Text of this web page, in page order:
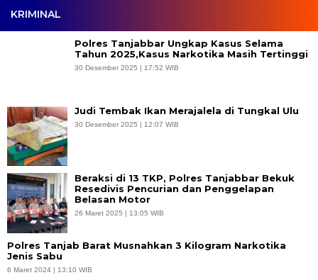
KRIMINAL
Polres Tanjabbar Ungkap Kasus Selama
Tahun 2025,Kasus Narkotika Masih Tertinggi
30 Desember 2025 | 17:52 WIB
Judi Tembak Ikan Merajalela di Tungkal Ulu
30 Desember 2025 | 12:07 WIB
Beraksi di 13 TKP, Polres Tanjabbar Bekuk
Resedivis Pencurian dan Penggelapan
Belasan Motor
26 Maret 2025 | 13:05 WIB
Polres Tanjab Barat Musnahkan 3 Kilogram Narkotika
Jenis Sabu
6 Maret 2024 | 13:10 WIB